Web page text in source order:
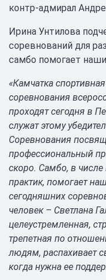
контр-адмирал
Ирина Унтилова
соревнований для
самбо помогает
«Камчатка
соревнования
проходят сегодня в
служат этому
Соревнования
профессиональный
скоро. Самбо, в
практик, помогает
сегодняшних
человек – Светлана
целеустремленная,
трепетная по
людям, распахивает
когда нужна ее